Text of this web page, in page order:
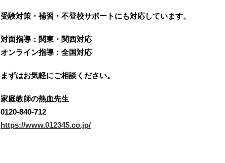
受験対策・補習・不登校サポートにも対応しています。
対面指導：関東・関西対応
オンライン指導：全国対応
まずはお気軽にご相談ください。
家庭教師の熱血先生
0120-840-712
https://www.012345.co.jp/